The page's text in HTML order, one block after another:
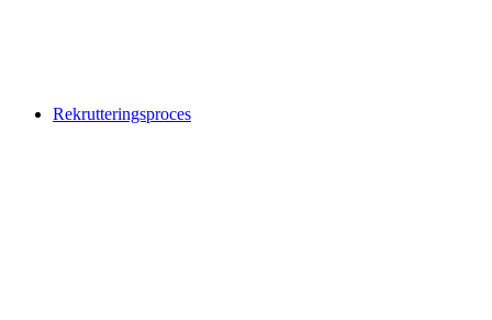
Rekrutteringsproces